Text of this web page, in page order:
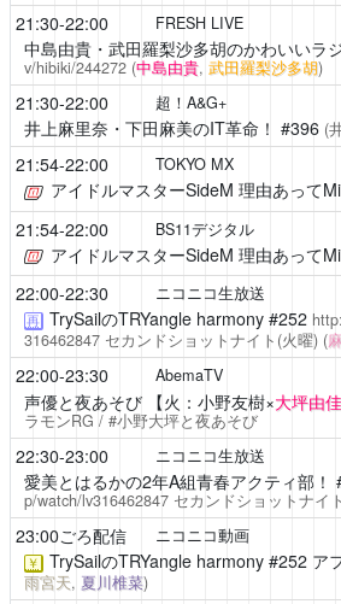
21:30-22:00 FRESH LIVE
中島由貴・武田羅梨沙多胡のかわいいラ
v/hibiki/244272 (中島由貴, 武田羅梨沙多胡)
21:30-22:00 超！A&G+
井上麻里奈・下田麻美のIT革命！ #396 (
21:54-22:00 TOKYO MX
アイドルマスターSideM 理由あって
21:54-22:00
BS11デジタル
アイドルマスターSideM 理由あって
22:00-22:30
ニコニコ生放送
再 TrySailのTRYangle harmony#252
316462847セカンドショットナイト(火曜) (
22:00-23:30 AbemaTV
声優と夜あそび【火：小野友樹×大坪由佳
ラモンRG / #小野大坪と夜あそび
22:30-23:00 ニコニコ生放送
愛美とはるかの2年A組青春アクティ部！
p/watch/lv316462847セカンドショットナイ
23:00ごろ配信 ニコニコ動画
￥ TrySailのTRYangle harmony#252 ア
雨宮天, 夏川椎菜)